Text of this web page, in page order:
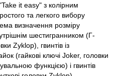
it easy" з колірним
та легкого вибору
визначення розміру
шестигранником (Г-
Zyklop), гвинтів із
(гайкові ключі Joker, головки
функцією) і гвинтів